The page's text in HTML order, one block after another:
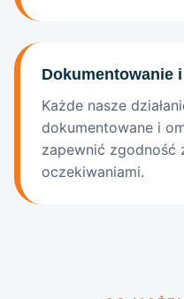
Dokumentowanie
Każde nasze
dokumentowane i
zapewnić zgodność
oczekiwaniami.